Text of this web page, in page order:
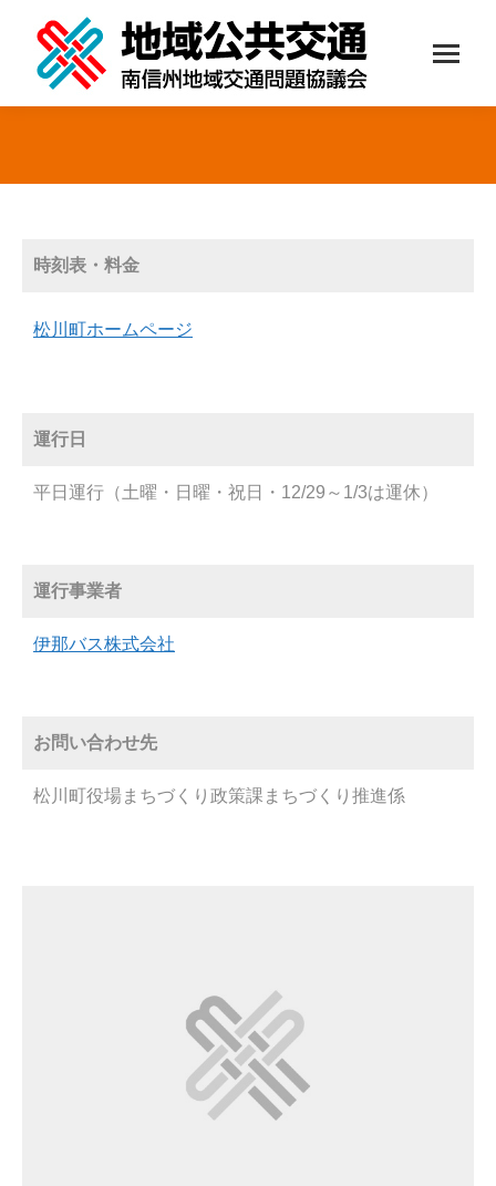
時刻表・料金
松川町ホームページ
運行日
平日運行（土曜・日曜・祝日・12/29～1/3は運休）
運行事業者
伊那バス株式会社
お問い合わせ先
松川町役場まちづくり政策課まちづくり推進係